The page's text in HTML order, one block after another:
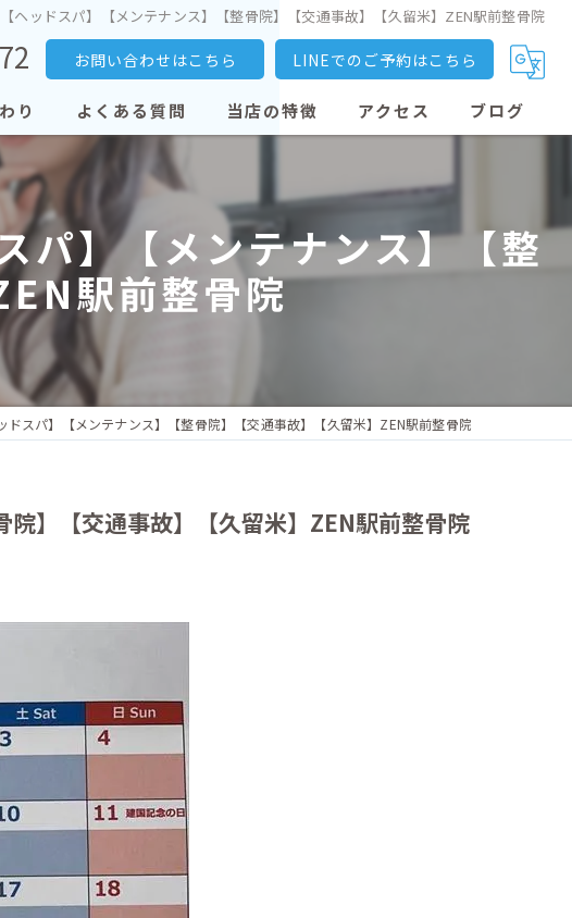
ヘッドスパ】【メンテナンス】【整骨院】【交通事故】【久留米】ZEN駅前整骨院
お問い合わせはこちら LINEでのご予約はこちら
り よくある質問 当店の特徴
交通事故
骨盤矯正
アクセス ブログ
パ】【メンテナンス】【整
駅前整骨院
ドスパ】【メンテナンス】【整骨院】【交通事故】【久留米】ZEN駅前整骨院
院】【交通事故】【久留米】ZEN駅前整骨院